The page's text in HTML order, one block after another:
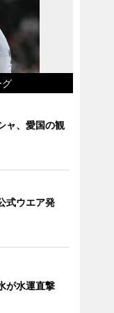
ャ、愛国の観
式ウエア発
が水運直撃